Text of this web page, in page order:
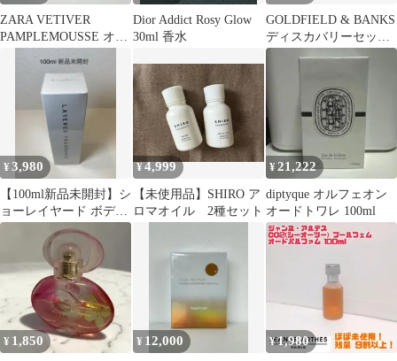
ZARA VETIVER
PAMPLEMOUSSE オー
Dior Addict Rosy Glow
30ml 香水
GOLDFIELD & BANKS
ディスカバリーセット
香水 9種
¥3,980
【100ml新品未開封】シ
ョーレイヤード ボディ
スプレー レモンピール
¥4,999
【未使用品】SHIRO ア
ロマオイル 2種セット
¥21,222
diptyque オルフェオン
オードトワレ 100ml
¥ 1,850 ¥ 12,000 ¥1,980